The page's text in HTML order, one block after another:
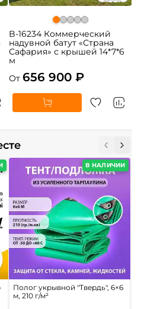
B-16234 Коммерческий
надувной батут «Страна
Сафария» с крышей 14*7*6
м
От 656 900 ₽
В НАЛИЧИИ
Полог укрывной "Твердь", 6×6
м, 210 г/м²